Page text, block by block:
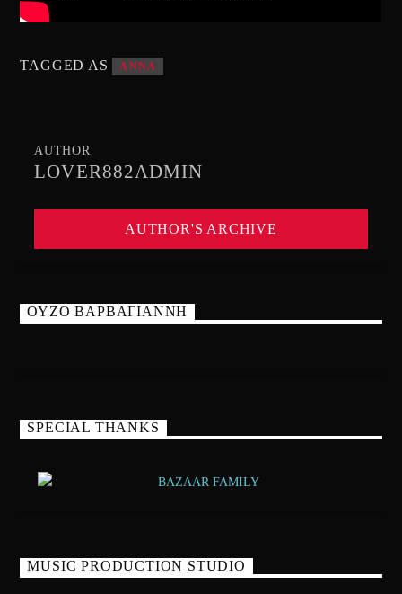
TAGGED AS ΑΝΝΑ
AUTHOR
LOVER882ADMIN
AUTHOR'S ARCHIVE
ΟΥΖΟ ΒΑΡΒΑΓΙΑΝΝΗ
SPECIAL THANKS
MUSIC PRODUCTION STUDIO